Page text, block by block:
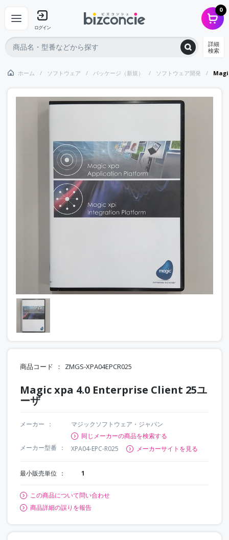
ログイン
0
詳細
検索
ホーム ソフトウェア パッケージ（新規） ソフトウェア開発
商品コード ZMGS-XPA04EPCR025
Magic xpa 4.0 Enterprise Client 25ユ
ーザ
メーカー
マジックソフトウェア・ジャパン
同じメーカーの商品を検索する
メーカー型番
XPA04-EPC-R025 メーカーサイトを見る
最小販売単位 1
この商品について問い合わせ
商品詳細の誤りを報告